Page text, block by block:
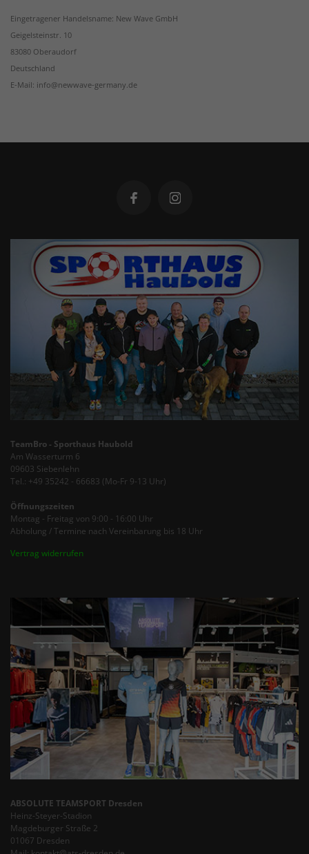
Eingetragener Handelsname: New Wave GmbH
Geigelsteinstr. 10
83080 Oberaudorf
Deutschland
E-Mail: info@newwave-germany.de
TeamBro - Sporthaus Haubold
Am Wasserturm 6
09603 Siebenlehn
Tel.: +49 35242 - 66683 (Mo-Fr 9-13 Uhr)
Öffnungszeiten
Montag - Freitag von 9:00 - 16:00 Uhr
Abholung / Termine nach Vereinbarung bis 18 Uhr
Vertrag widerrufen
ABSOLUTE TEAMSPORT Dresden
Heinz-Steyer-Stadion
Magdeburger Straße 2
01067 Dresden